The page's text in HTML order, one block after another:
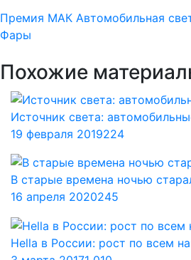
Премия МАК Автомобильная
Фары
Похожие
Источник света:
19 февраля 2019224
В старые времена ночью
16 апреля 2020245
Hella в России: рост по всем